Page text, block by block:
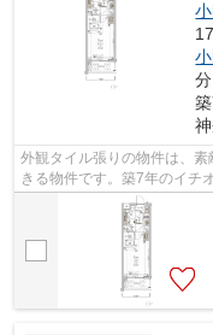
分
外観タイル張りの物件は、
きる物件です。築7年のイチ
動範囲が広がります。当社ス